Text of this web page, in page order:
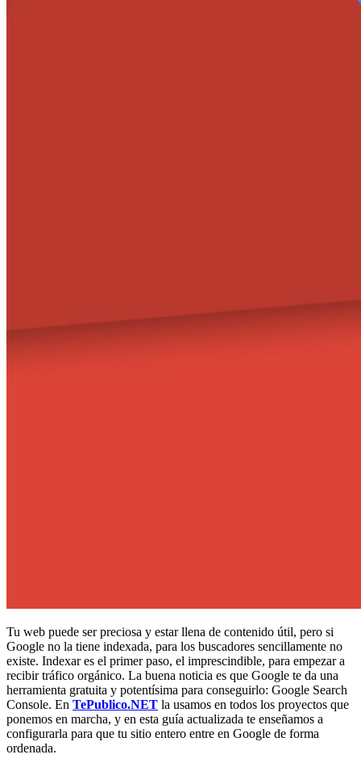
Tu web puede ser preciosa y estar llena de contenido útil, pero si
Google no la tiene indexada, para los buscadores sencillamente no
existe. Indexar es el primer paso, el imprescindible, para empezar a
recibir tráfico orgánico. La buena noticia es que Google te da una
herramienta gratuita y potentísima para conseguirlo: Google Search
Console. En TePublico.NET la usamos en todos los proyectos que
ponemos en marcha, y en esta guía actualizada te enseñamos a
configurarla para que tu sitio entero entre en Google de forma
ordenada.